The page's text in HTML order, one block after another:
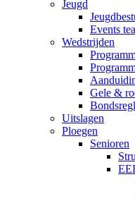
Jeugd
Events
Wedstrijden
Gele &
Uitslagen
Ploegen
Senioren